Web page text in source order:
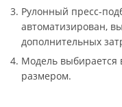
Рулонный пресс-
автоматизирован,
дополнительных
Модель выбирается
размером.